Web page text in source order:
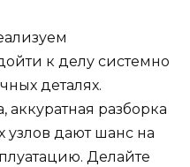
к делу системно
деталях.
аккуратная разборка
дают шанс на
Делайте